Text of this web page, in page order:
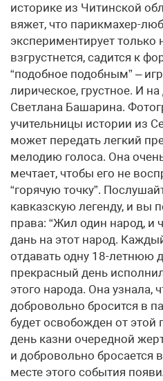
историке из Читинской
вяжет, что парикмахер-
экспериментирует
взгрустнется, садится к
“подобное подобным” –
лирическое, грустное. И
Светлана Башарина.
учительницы истории из
может передать легкий
мелодию голоса. Она
мечтает, чтобы его не
“горячую точку”.
кавказскую легенду, и вы
права: “Жил один народ, и
дань на этот народ.
отдавать одну 18-летнюю
прекрасный день
этого народа. Она узнала,
добровольно бросится в
будет освобожден от этой
день казни очередной
и добровольно бросается
месте этого события